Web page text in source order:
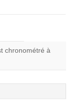
chronométré à